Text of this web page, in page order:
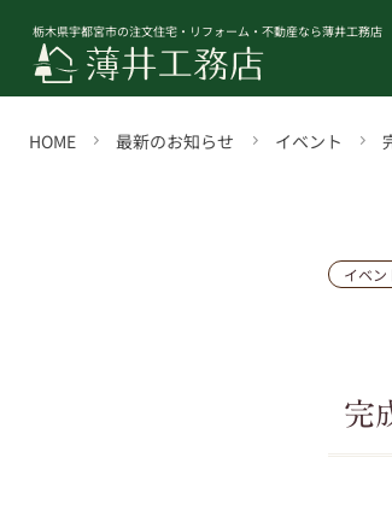
栃木県宇都宮市の注文住宅・リフォーム・不動産なら薄井工務店
HOME 最新のお知らせ イベント
イベン
完